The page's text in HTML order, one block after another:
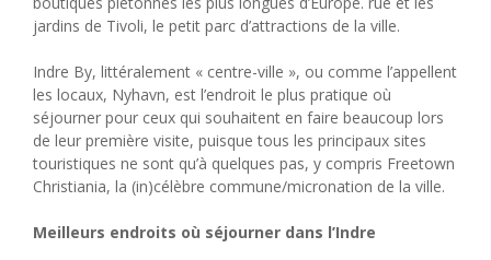
jardins de Tivoli, le petit parc d’attractions de la ville.
Indre By, littéralement « centre-ville », ou comme l’appellent
les locaux, Nyhavn, est l’endroit le plus pratique où
séjourner pour ceux qui souhaitent en faire beaucoup lors
de leur première visite, puisque tous les principaux sites
touristiques ne sont qu’à quelques pas, y compris Freetown
Christiania, la (in)célèbre commune/micronation de la ville.
Meilleurs endroits où séjourner dans l’Indre